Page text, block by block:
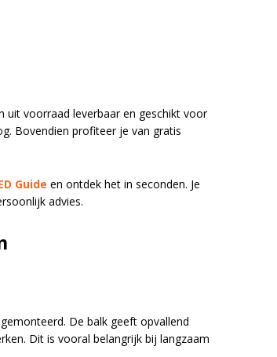
uit voorraad leverbaar en geschikt voor
Bovendien profiteer je van gratis
Guide en ontdek het in seconden. Je
advies.
De balk geeft opvallend
Dit is vooral belangrijk bij langzaam